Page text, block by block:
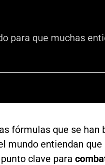
para que muchas
fórmulas que se han
mundo entiendan
clave para